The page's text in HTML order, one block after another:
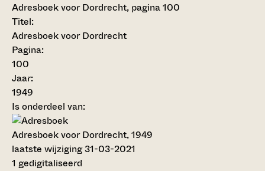
Adresboek voor Dordrecht, pagina 100
Titel:
Adresboek voor Dordrecht
Pagina:
100
Jaar:
1949
Is onderdeel van:
Adresboek voor Dordrecht, 1949
laatste wijziging 31-03-2021
1 gedigitaliseerd